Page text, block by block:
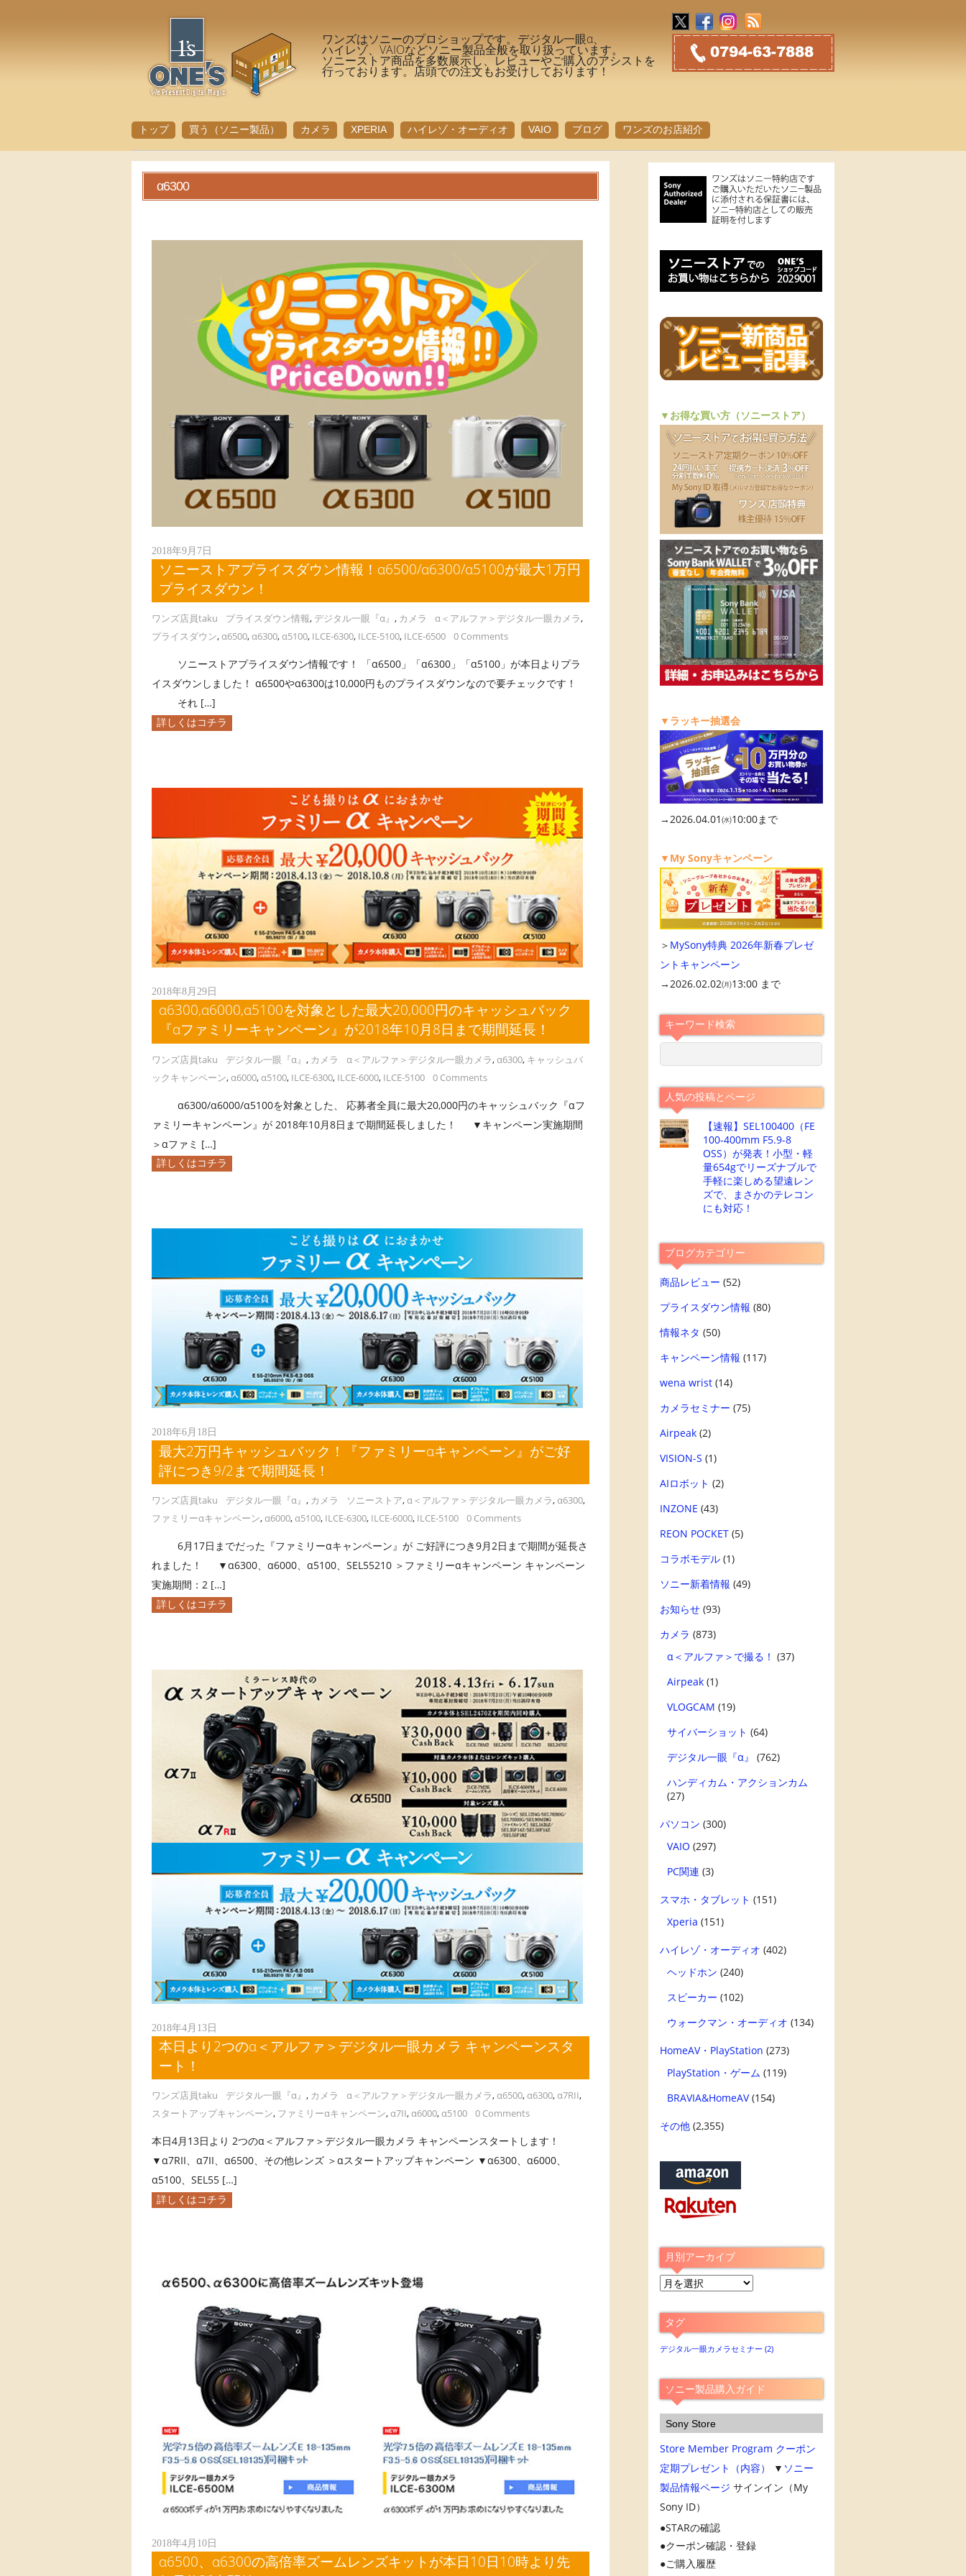
ワンズはソニーのプロショップです。デジタル一眼α、
ハイレゾ、VAIOなどソニー製品全般を取り扱っています。
ソニーストア商品を多数展示し、レビューやご購入のアシストを
行っております。店頭での注文もお受けしております！
トップ 買う（ソニー製品） カメラ XPERIA ハイレゾ・オーディオ VAIO ブログ ワンズのお店紹介
α6300
2018年9月7日
ソニーストアプライスダウン情報！α6500/α6300/α5100が最大1万円
プライスダウン！
ワンズ店員taku プライスダウン情報, デジタル一眼『α』 , カメラ α＜アルファ＞デジタル一眼カメラ,
プライスダウン,α6500,α6300,α5100, ILCE-6300, ILCE-5100, ILCE-6500 0 Comments
ソニーストアプライスダウン情報です！ 「α6500」「α6300」「α5100」が本日よりプラ
イスダウンしました！ α6500やα6300は10,000円ものプライスダウンなので要チェックです！
それ […]
詳しくはコチラ
2018年8月29日
α6300,α6000,α5100を対象とした最大20,000円のキャッシュバック
『αファミリーキャンペーン』が2018年10月8日まで期間延長！
ワンズ店員taku デジタル一眼『α』 , カメラ α＜アルファ＞デジタル一眼カメラ,α6300, キャッシュバ
ックキャンペーン,α6000,α5100, ILCE-6300, ILCE-6000, ILCE-5100 0 Comments
α6300/α6000/α5100を対象とした、 応募者全員に最大20,000円のキャッシュバック『αフ
ァミリーキャンペーン』が 2018年10月8日まで期間延長しました！ ▼キャンペーン実施期間
＞αファミ […]
詳しくはコチラ
2018年6月18日
最大2万円キャッシュバック！『ファミリーαキャンペーン』がご好
評につき9/2まで期間延長！
ワンズ店員taku デジタル一眼『α』 , カメラ ソニーストア,α＜アルファ＞デジタル一眼カメラ,α6300,
ファミリーαキャンペーン,α6000,α5100, ILCE-6300, ILCE-6000, ILCE-5100 0 Comments
6月17日までだった『ファミリーαキャンペーン』が ご好評につき9月2日まで期間が延長さ
れました！ ▼α6300、α6000、α5100、SEL55210 ＞ファミリーαキャンペーン キャンペーン
実施期間：2 […]
詳しくはコチラ
2018年4月13日
本日より2つのα＜アルファ＞デジタル一眼カメラ キャンペーンスタ
ート！
ワンズ店員taku デジタル一眼『α』 , カメラ α＜アルファ＞デジタル一眼カメラ,α6500,α6300,α7RII,
スタートアップキャンペーン, ファミリーαキャンペーン,α7II,α6000,α5100 0 Comments
本日4月13日より 2つのα＜アルファ＞デジタル一眼カメラ キャンペーンスタートします！
▼α7RII、α7II、α6500、その他レンズ ＞αスタートアップキャンペーン ▼α6300、α6000、
α5100、SEL55 […]
詳しくはコチラ
2018年4月10日
α6500、α6300の高倍率ズームレンズキットが本日10日10時より先
▼お得な買い方（ソニーストア）
▼ラッキー抽選会
→2026.04.01㈬10:00まで
▼My Sonyキャンペーン
＞ MySony特典 2026年新春プレゼ
ントキャンペーン
→2026.02.02㈪13:00 まで
キーワード検索
人気の投稿とページ
【速報】SEL100400（FE
100-400mm F5.9-8
OSS）が発表！小型・軽
量654gでリーズナブルで
手軽に楽しめる望遠レン
ズで、まさかのテレコン
にも対応！
ブログカテゴリー
商品レビュー (52)
プライスダウン情報 (80)
情報ネタ (50)
キャンペーン情報 (117)
wena wrist(14)
カメラセミナー (75)
Airpeak(2)
VISION-S (1)
AIロボット (2)
INZONE (43)
REON POCKET(5)
コラボモデル(1)
ソニー新着情報 (49)
お知らせ(93)
カメラ (873)
α＜アルファ＞で撮る！ (37)
Airpeak(1)
VLOGCAM (19)
サイバーショット (64)
デジタル一眼『α』
(762)
ハンディカム・アクションカム
(27)
パソコン (300)
VAIO (297)
PC関連 (3)
スマホ・タブレット (151)
Xperia (151)
ハイレゾ・オーディオ (402)
ヘッドホン (240)
スピーカー (102)
ウォークマン・オーディオ (134)
HomeAV・PlayStation (273)
PlayStation・ゲーム (119)
BRAVIA&HomeAV(154)
その他(2,355)
月別アーカイブ
月
ア
ー
カ
ブ
タグ
デジタル一眼カメラセミナー (2)
ソニー製品購入ガイド
Sony Store
Store Member Program クーポン
定期プレゼント（内容）
▼ ソニー
製品情報ページ サインイン（My
Sony ID）
STARの確認
クーポン確認・登録
ご購入履歴